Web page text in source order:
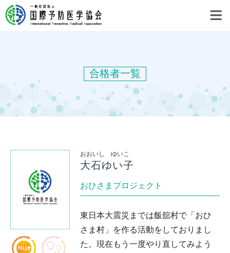
合格者一覧
おおいし ゆいこ
大石ゆい子
おひさまプロジェクト
東日本大震災までは飯舘村で「おひ
さま村」を作る活動をしておりまし
た。現在もう一度やり直してみよう